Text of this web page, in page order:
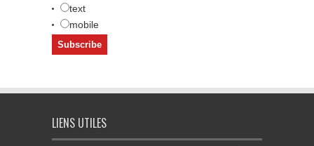
text
mobile
LIENS UTILES